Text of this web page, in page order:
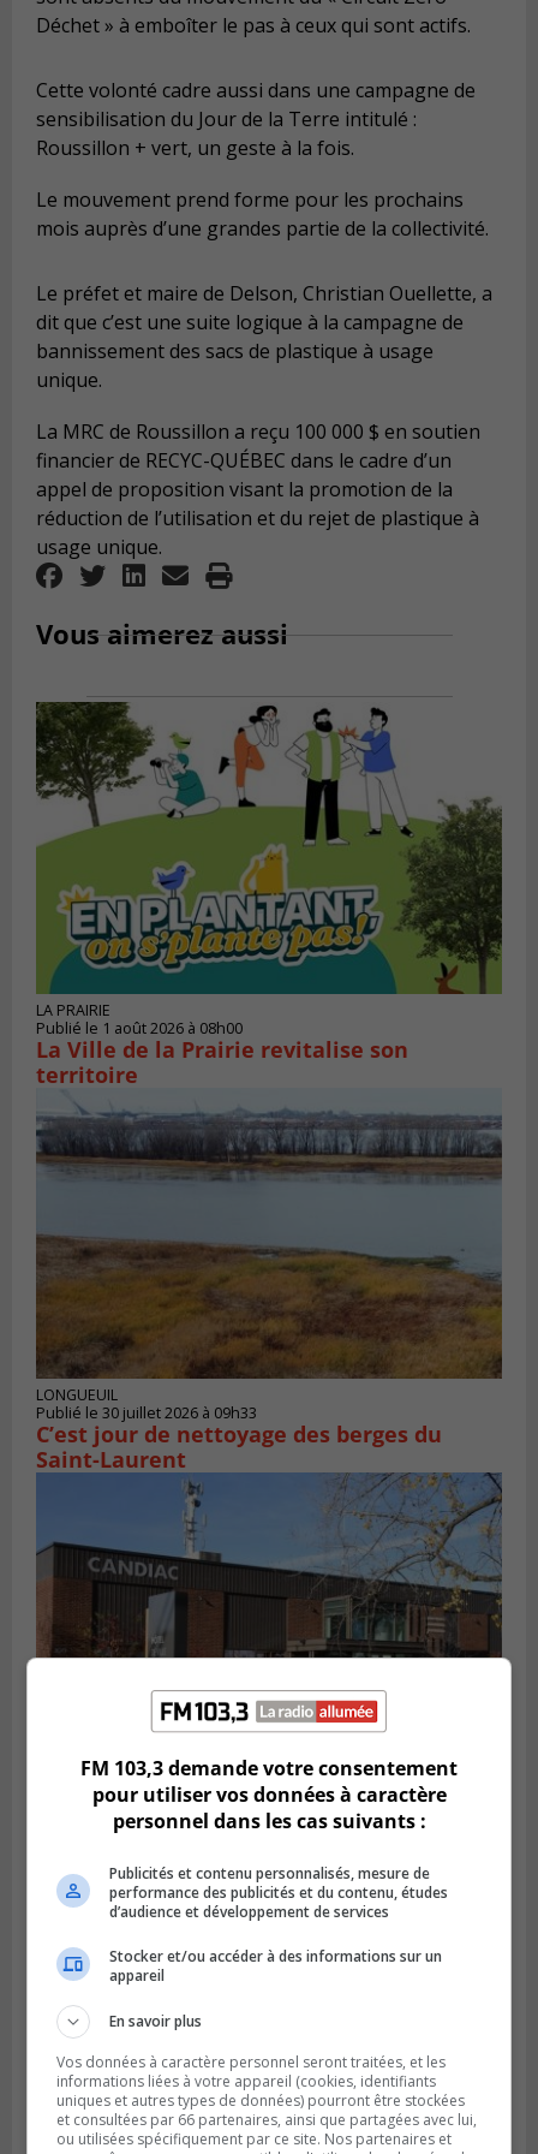
Déchet » à emboîter le pas à ceux qui sont actifs.
Cette volonté cadre aussi dans une campagne de
sensibilisation du Jour de la Terre intitulé :
Roussillon + vert, un geste à la fois.
Le mouvement prend forme pour les prochains
mois auprès d’une grandes partie de la collectivité.
Le préfet et maire de Delson, Christian Ouellette, a
dit que c’est une suite logique à la campagne de
bannissement des sacs de plastique à usage
unique.
La MRC de Roussillon a reçu 100 000 $ en soutien
financier de RECYC-QUÉBEC dans le cadre d’un
appel de proposition visant la promotion de la
réduction de l’utilisation et du rejet de plastique à
usage unique.
Vous aimerez aussi
LA PRAIRIE
Publié le 1 août 2026 à 08h00
La Ville de la Prairie revitalise son
territoire
LONGUEUIL
Publié le 30 juillet 2026 à 09h33
C’est jour de nettoyage des berges du
Saint-Laurent
CANDIAC
Publié le 27 juillet 2026 à 14h40
Candiac propulse sa transition verte
SAINT-BRUNO-DE-MONTARVILLE
FM 103,3 demande votre consentement
pour utiliser vos données à caractère
personnel dans les cas suivants :
Publicités et contenu personnalisés, mesure de
performance des publicités et du contenu, études
d’audience et développement de services
Stocker et/ou accéder à des informations sur un
appareil
En savoir plus
Vos données à caractère personnel seront traitées, et les
informations liées à votre appareil (cookies, identifiants
uniques et autres types de données) pourront être stockées
et consultées par 66 partenaires, ainsi que partagées avec lui,
ou utilisées spécifiquement par ce site. Nos partenaires et